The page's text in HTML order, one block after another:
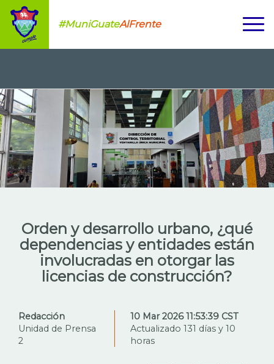
#MuniGuateAlFrente
Orden y desarrollo urbano, ¿qué
dependencias y entidades están
involucradas en otorgar las
licencias de construcción?
Redacción
Unidad de Prensa
2
10 Mar 2026 11:53:39 CST
Actualizado 131 días y 10
horas